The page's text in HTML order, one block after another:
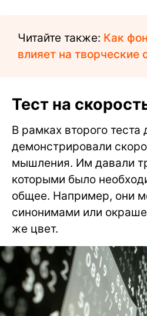
Читайте также: Как
влияет на творческие
Тест на
В рамках второго
демонстрировали
мышления. Им давали
которыми было
общее. Например, они
синонимами или
же цвет.